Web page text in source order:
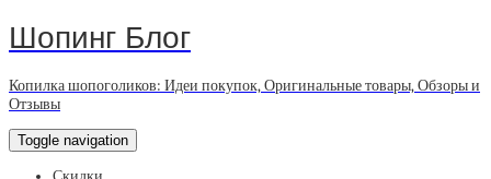
Шопинг Блог
Копилка шопоголиков: Идеи покупок, Оригинальные товары, Обзоры и
Отзывы
Toggle navigation